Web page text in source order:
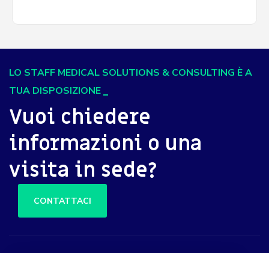
LO STAFF MEDICAL SOLUTIONS & CONSULTING È A
TUA DISPOSIZIONE
Vuoi chiedere
informazioni o una
visita in sede?
CONTATTACI